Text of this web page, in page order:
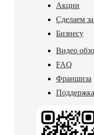
Акции
Сделаем
Бизнесу
Видео
FAQ
Франшиза